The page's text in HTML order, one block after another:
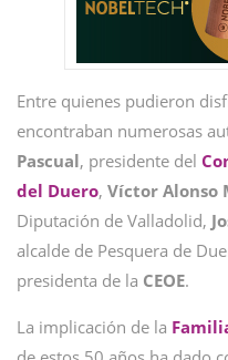
Entre quienes pudieron
encontraban numerosas
Pascual, presidente del
del Duero, Víctor Alonso
Diputación de Valladolid,
alcalde de Pesquera de
presidenta de la CEOE.
La implicación de la